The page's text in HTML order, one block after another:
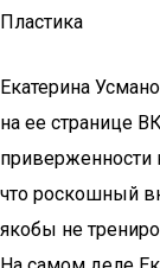
Пластика
Екатерина
на ее странице
приверженности
что роскошный
якобы не